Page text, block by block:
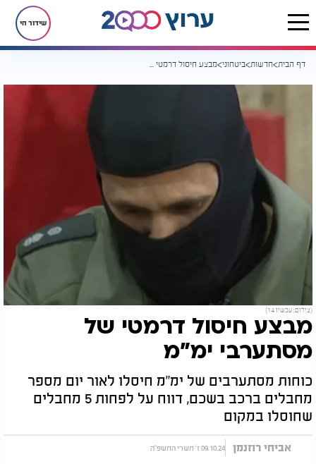
שידור חי
דף הבית חדשות ביטחוני מבצע חיסול דרמטי של מסתערבי ימ"מ
(צילום: עכשיו 14)
מבצע חיסול דרמטי של
מסתערבי ימ"מ
כוחות מסתערבים של ימ"מ חיסלו לאור יום מספר
מחבלים ברכב בשכם, דווח על לפחות 5 מחבלים
שחוסלו במקום
אביחי רוזנמן 09.10.24 ז' תשרי התשפ"ה